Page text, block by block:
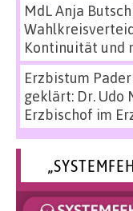
MdL Anja
Kontinuität und
Erzbistum
geklärt: Dr. Udo
Erzbischof im